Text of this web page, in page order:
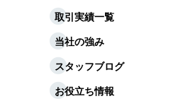
取引実績一覧
当社の強み
スタッフブログ
お役立ち情報